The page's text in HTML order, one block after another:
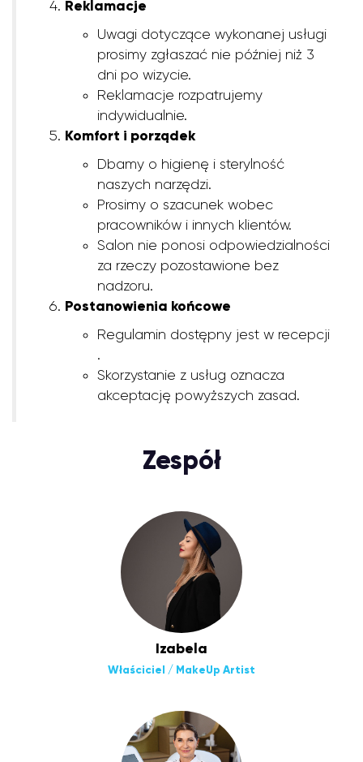
Reklamacje
Uwagi dotyczące wykonanej usługi
prosimy zgłaszać nie później niż 3
dni po wizycie.
Reklamacje rozpatrujemy
indywidualnie.
Komfort i porządek
Dbamy o higienę i sterylność
naszych narzędzi.
Prosimy o szacunek wobec
pracowników i innych klientów.
Salon nie ponosi odpowiedzialności
za rzeczy pozostawione bez
nadzoru.
Postanowienia końcowe
Regulamin dostępny jest w recepcji
.
Skorzystanie z usług oznacza
akceptację powyższych zasad.
Zespół
Izabela
Właściciel / MakeUp Artist